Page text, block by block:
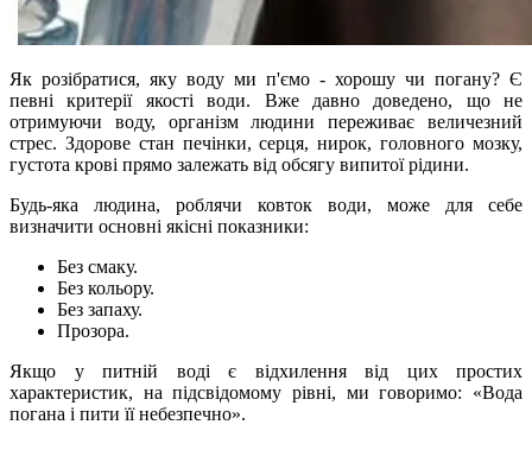
Як розібратися, яку воду ми п'ємо - хорошу чи погану? Є
певні критерії якості води. Вже давно доведено, що не
отримуючи воду, організм людини переживає величезний
стрес. Здорове стан печінки, серця, нирок, головного мозку,
густота крові прямо залежать від обсягу випитої рідини.
Будь-яка людина, роблячи ковток води, може для себе
визначити основні якісні показники:
Без смаку.
Без кольору.
Без запаху.
Прозора.
Якщо у питній воді є відхилення від цих простих
характеристик, на підсвідомому рівні, ми говоримо: «Вода
погана і пити її небезпечно».